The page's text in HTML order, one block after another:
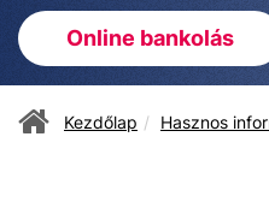
Online bankolás
Kezdőlap Hasznos